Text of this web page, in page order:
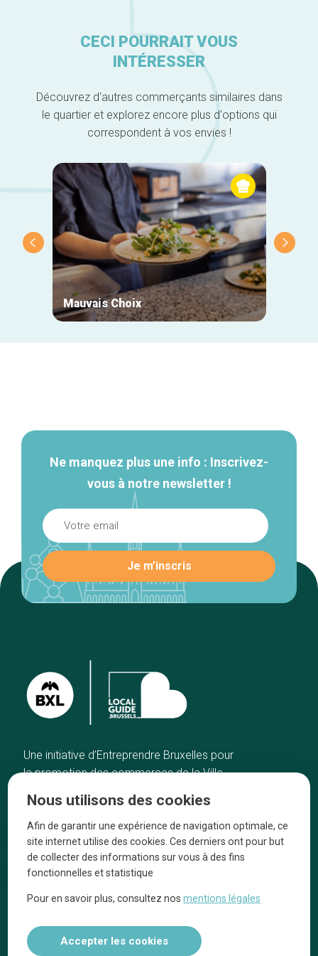
CECI POURRAIT VOUS
INTÉRESSER
Découvrez d'autres commerçants similaires dans
le quartier et explorez encore plus d'options qui
correspondent à vos envies !
Mauvais Choix
Ne manquez plus une info : Inscrivez-
vous à notre newsletter !
Une initiative d’Entreprendre Bruxelles pour
la promotion des commerces de la Ville
Accueil
Bonnes adresses
Quartiers
Blog
Tops 10
Artisans
A propos
On parle de nous
Nous utilisons des cookies
Afin de garantir une expérience de navigation optimale, ce
site internet utilise des cookies. Ces derniers ont pour but
de collecter des informations sur vous à des fins
fonctionnelles et statistique
Pour en savoir plus, consultez nosmentions légales
Accepter les cookies